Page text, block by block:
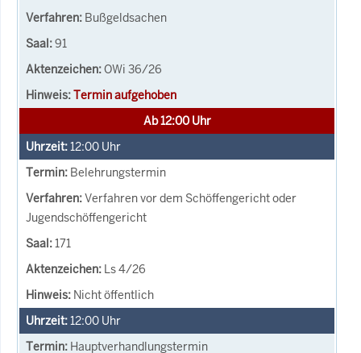
Bußgeldsachen
91
OWi 36/26
Termin aufgehoben
Ab 12:00 Uhr
12:00 Uhr
Belehrungstermin
Verfahren vor dem Schöffengericht oder
Jugendschöffengericht
171
Ls 4/26
Nicht öffentlich
12:00 Uhr
Hauptverhandlungstermin